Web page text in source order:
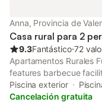
Anna, Provincia de
Casa rural para 2
9.3Fantástico⋅72
Apartamentos Rurales
features barbecue
apartment has a
parking.
Piscina exterior
Cancelación gratuita